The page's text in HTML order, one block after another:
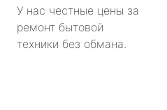
У нас честные цены за
ремонт бытовой
техники без обмана.